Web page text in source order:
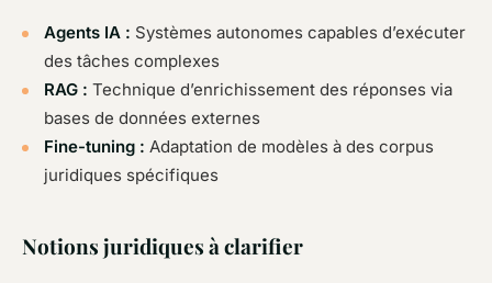
Agents IA : Systèmes autonomes capables d’exécuter
des tâches complexes
RAG : Technique d’enrichissement des réponses via
bases de données externes
Fine-tuning : Adaptation de modèles à des corpus
juridiques spécifiques
Notions juridiques à clarifier